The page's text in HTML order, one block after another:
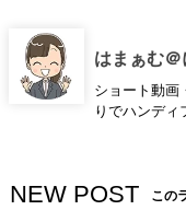
はまぁむ
ショート動画
りでハンディ
NEW POST この